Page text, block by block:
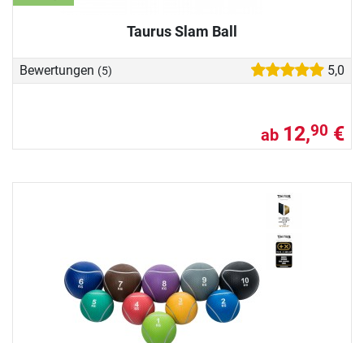
Taurus Slam Ball
Bewertungen (5) 5,0
ab 12,90 €